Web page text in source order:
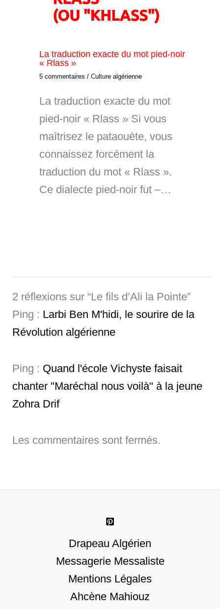
La traduction exacte du mot pied-noir
« Rlass »
5 commentaires / Culture algérienne
La traduction exacte du mot
pied-noir « Rlass » Si vous
maîtrisez le pataouète, vous
connaissez forcément la
traduction du mot « Rlass ».
Ce dialecte pied-noir fut –…
2 réflexions sur “Le fils d’Ali la Pointe”
Ping : Larbi Ben M'hidi, le sourire de la
Révolution algérienne
Ping : Quand l'école Vichyste faisait
chanter "Maréchal nous voilà" à la jeune
Zohra Drif
Les commentaires sont fermés.
Drapeau Algérien
Messagerie Messaliste
Mentions Légales
Ahcène Mahiouz